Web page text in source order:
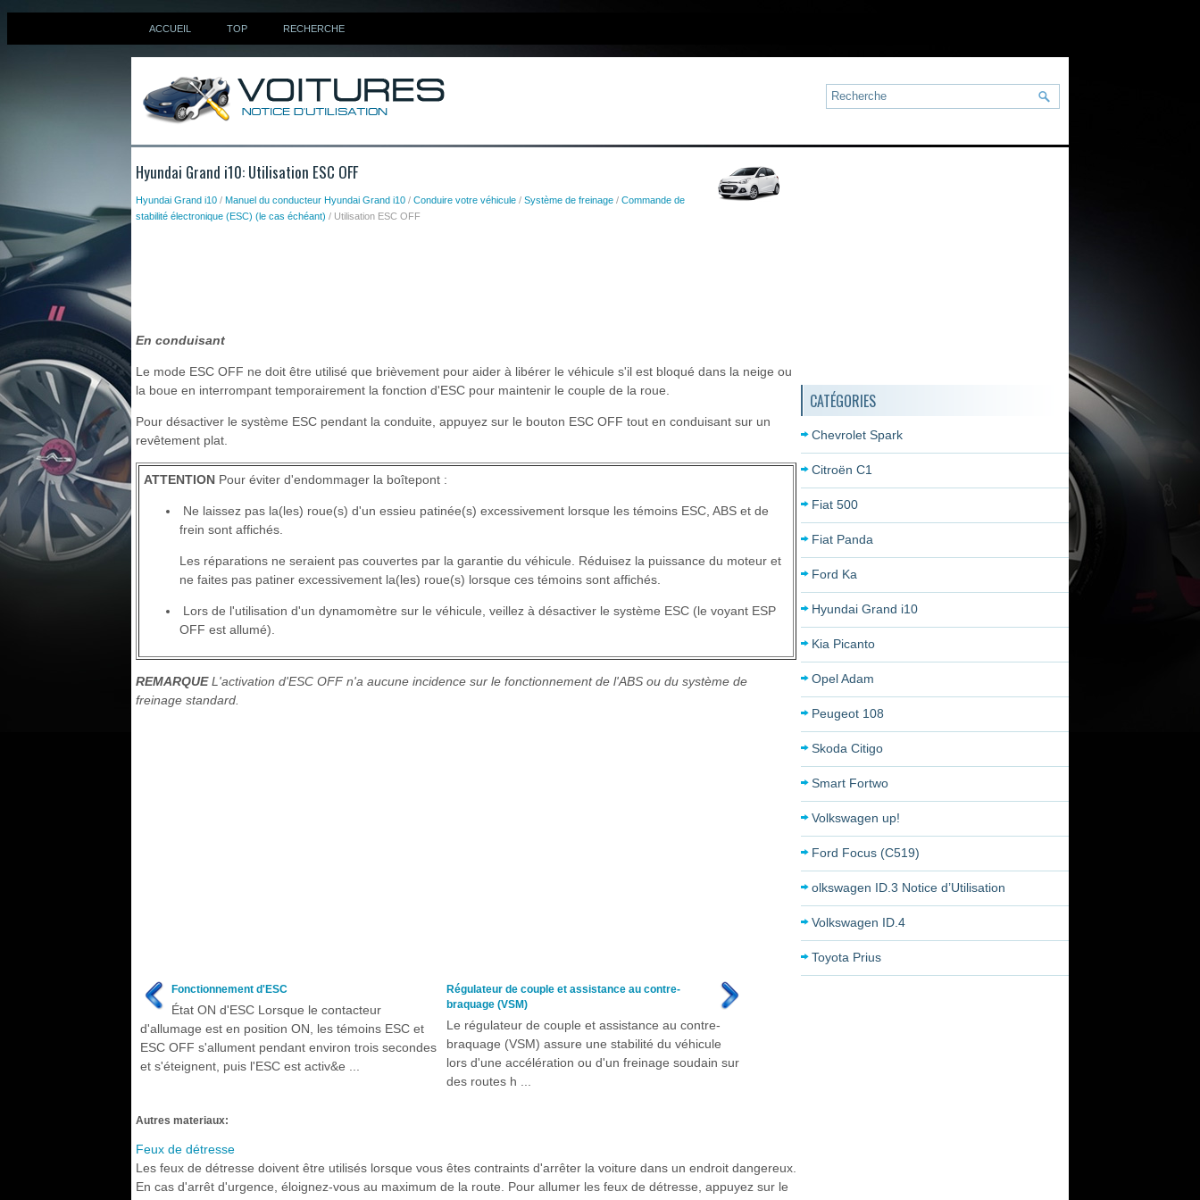
ACCUEIL TOP RECHERCHE
Hyundai Grand i10: Utilisation ESC OFF
Hyundai Grand i10 / Manuel du conducteur Hyundai Grand i10 / Conduire votre véhicule / Système de freinage / Commande de
stabilité électronique (ESC) (le cas échéant) / Utilisation ESC OFF
En conduisant
Le mode ESC OFF ne doit être utilisé que brièvement pour aider à libérer le véhicule s'il est bloqué dans la neige ou
la boue en interrompant temporairement la fonction d'ESC pour maintenir le couple de la roue.
Pour désactiver le système ESC pendant la conduite, appuyez sur le bouton ESC OFF tout en conduisant sur un
revêtement plat.
ATTENTION Pour éviter d'endommager la boîtepont :
Ne laissez pas la(les) roue(s) d'un essieu patinée(s) excessivement lorsque les témoins ESC, ABS et de
frein sont affichés.
Les réparations ne seraient pas couvertes par la garantie du véhicule. Réduisez la puissance du moteur et
ne faites pas patiner excessivement la(les) roue(s) lorsque ces témoins sont affichés.
Lors de l'utilisation d'un dynamomètre sur le véhicule, veillez à désactiver le système ESC (le voyant ESP
OFF est allumé).
REMARQUEL'activation d'ESC OFF n'a aucune incidence sur le fonctionnement de l'ABS ou du système de
freinage standard.
Fonctionnement d'ESC
État ON d'ESC Lorsque le contacteur
d'allumage est en position ON, les témoins ESC et
ESC OFF s'allument pendant environ trois secondes
et s'éteignent, puis l'ESC est activ&e ...
Régulateur de couple et assistance au contre-
braquage (VSM)
Le régulateur de couple et assistance au contre-
braquage (VSM) assure une stabilité du véhicule
lors d'une accélération ou d'un freinage soudain sur
des routes h ...
Autres materiaux:
Feux de détresse
Les feux de détresse doivent être utilisés lorsque vous êtes contraints d'arrêter la voiture dans un endroit dangereux.
En cas d'arrêt d'urgence, éloignez-vous au maximum de la route. Pour allumer les feux de détresse, appuyez sur le
CATÉGORIES
Chevrolet Spark
Citroën C1
Fiat 500
Fiat Panda
Ford Ka
Hyundai Grand i10
Kia Picanto
Opel Adam
Peugeot 108
Skoda Citigo
Smart Fortwo
Volkswagen up!
Ford Focus (C519)
olkswagen ID.3 Notice d’Utilisation
Volkswagen ID.4
Toyota Prius